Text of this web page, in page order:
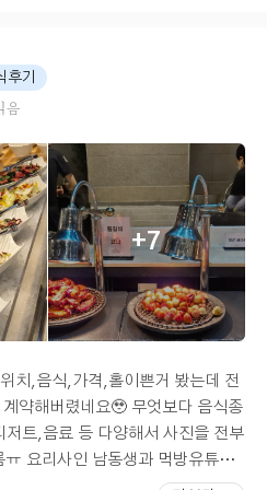
할수있습니다😊😊😊💗💗💗💗
후기
음
+7
치,음식,가격,홀이쁜거 봤는데 전
약해버렸네요🥹 무엇보다 음식종
트,음료 등 다양해서 사진을 전부
ㅠ 요리사인 남동생과 먹방유튜버
예비신랑까지도 음식 맛있다며 칭